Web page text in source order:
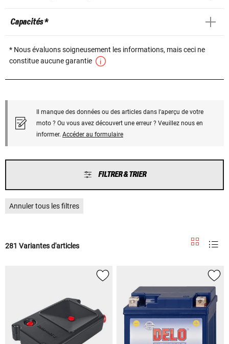
Capacités *
* Nous évaluons soigneusement les informations, mais ceci ne
constitue aucune garantie
Il manque des données ou des articles dans l'aperçu de votre
moto ? Ou vous avez découvert une erreur ? Veuillez nous en
informer. Accéder au formulaire
FILTRER & TRIER
Annuler tous les filtres
281 Variantes d'articles